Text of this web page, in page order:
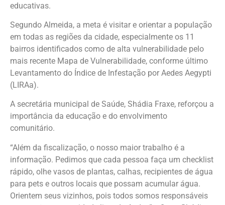
educativas.
Segundo Almeida, a meta é visitar e orientar a população
em todas as regiões da cidade, especialmente os 11
bairros identificados como de alta vulnerabilidade pelo
mais recente Mapa de Vulnerabilidade, conforme último
Levantamento do Índice de Infestação por Aedes Aegypti
(LIRAa).
A secretária municipal de Saúde, Shádia Fraxe, reforçou a
importância da educação e do envolvimento
comunitário.
“Além da fiscalização, o nosso maior trabalho é a
informação. Pedimos que cada pessoa faça um checklist
rápido, olhe vasos de plantas, calhas, recipientes de água
para pets e outros locais que possam acumular água.
Orientem seus vizinhos, pois todos somos responsáveis